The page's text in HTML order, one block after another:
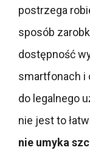
postrzega
sposób
dostępność
smartfonach i
do legalnego
nie jest to
nie umyka